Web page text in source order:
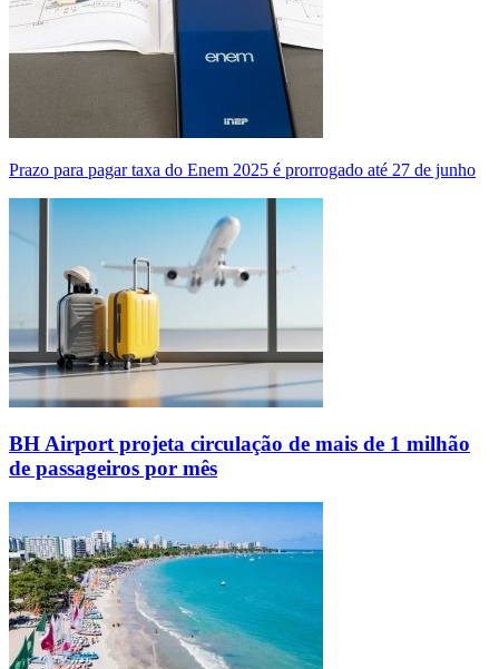
Prazo para pagar taxa do Enem 2025 é prorrogado até 27 de junho
BH Airport projeta circulação de mais de 1 milhão
de passageiros por mês